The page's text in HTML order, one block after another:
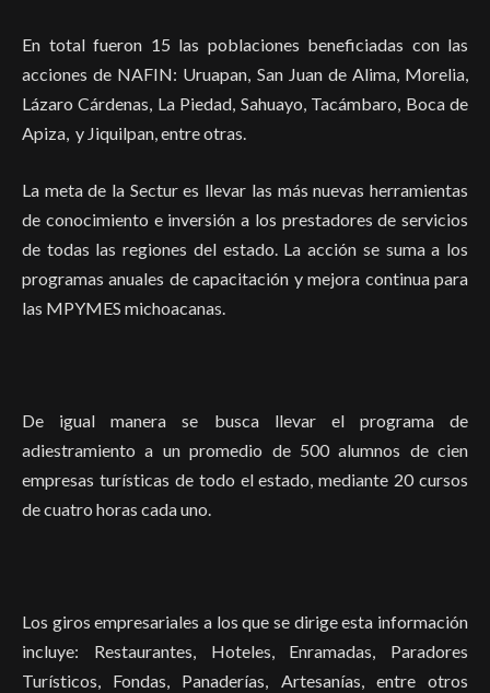
En total fueron 15 las poblaciones beneficiadas con las
acciones de NAFIN: Uruapan, San Juan de Alima, Morelia,
Lázaro Cárdenas, La Piedad, Sahuayo, Tacámbaro, Boca de
Apiza, y Jiquilpan, entre otras.
La meta de la Sectur es llevar las más nuevas herramientas
de conocimiento e inversión a los prestadores de servicios
de todas las regiones del estado. La acción se suma a los
programas anuales de capacitación y mejora continua para
las MPYMES michoacanas.
De igual manera se busca llevar el programa de
adiestramiento a un promedio de 500 alumnos de cien
empresas turísticas de todo el estado, mediante 20 cursos
de cuatro horas cada uno.
Los giros empresariales a los que se dirige esta información
incluye: Restaurantes, Hoteles, Enramadas, Paradores
Turísticos, Fondas, Panaderías, Artesanías, entre otros